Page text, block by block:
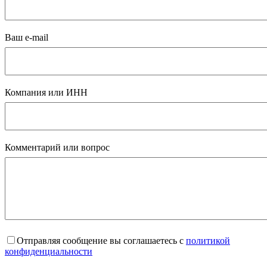
Ваш e-mail
Компания или ИНН
Комментарий или вопрос
Отправляя сообщение вы соглашаетесь с политикой
конфиденциальности